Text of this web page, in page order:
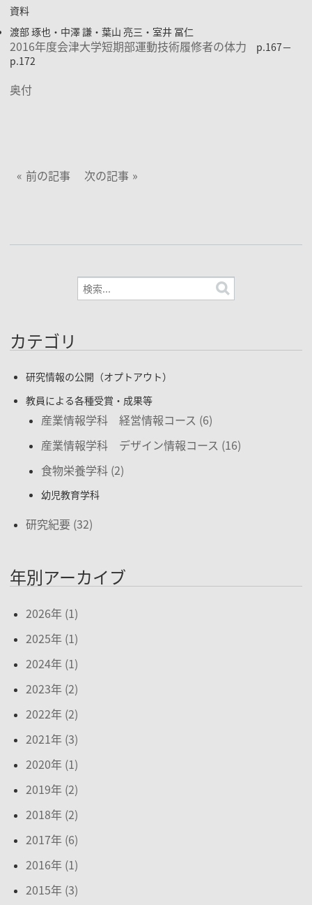
資料
渡部 琢也・中澤 謙・葉山 亮三・室井 冨仁
2016年度会津大学短期部運動技術履修者の体力 p.167－
p.172
奥付
前の記事 次の記事
カテゴリ
研究情報の公開（オプトアウト）
教員による各種受賞・成果等
産業情報学科 経営情報コース (6)
産業情報学科 デザイン情報コース (16)
食物栄養学科 (2)
幼児教育学科
研究紀要 (32)
年別アーカイブ
2026年 (1)
2025年 (1)
2024年 (1)
2023年 (2)
2022年 (2)
2021年 (3)
2020年 (1)
2019年 (2)
2018年 (2)
2017年 (6)
2016年 (1)
2015年 (3)